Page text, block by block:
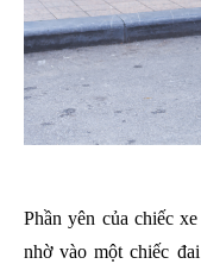
Phần yên của chiếc
nhờ vào một chiếc